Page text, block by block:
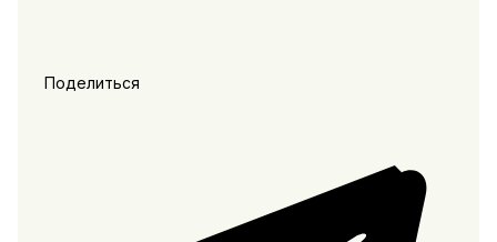
Поделиться